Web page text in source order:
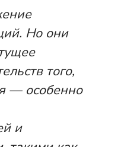
Но они
того,
— особенно
и